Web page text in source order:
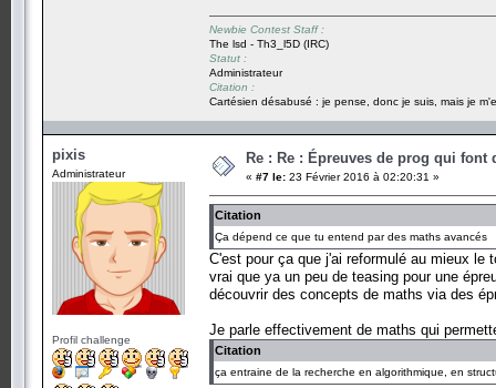
Newbie Contest Staff :
The lsd - Th3_l5D (IRC)
Statut :
Administrateur
Citation :
Cartésien désabusé : je pense, donc je suis, mais je
pixis
Administrateur
Profil challenge
Re : Re : Épreuves de prog qui
« #7 le: 23 Février 2016 à 02:20:31 »
Citation
Ça dépend ce que tu entend par des maths avancés
C'est pour ça que j'ai reformulé au mieux le
vrai que ya un peu de teasing pour une
découvrir des concepts de maths via des
Je parle effectivement de maths qui
Citation
ça entraine de la recherche en algorithmique, en